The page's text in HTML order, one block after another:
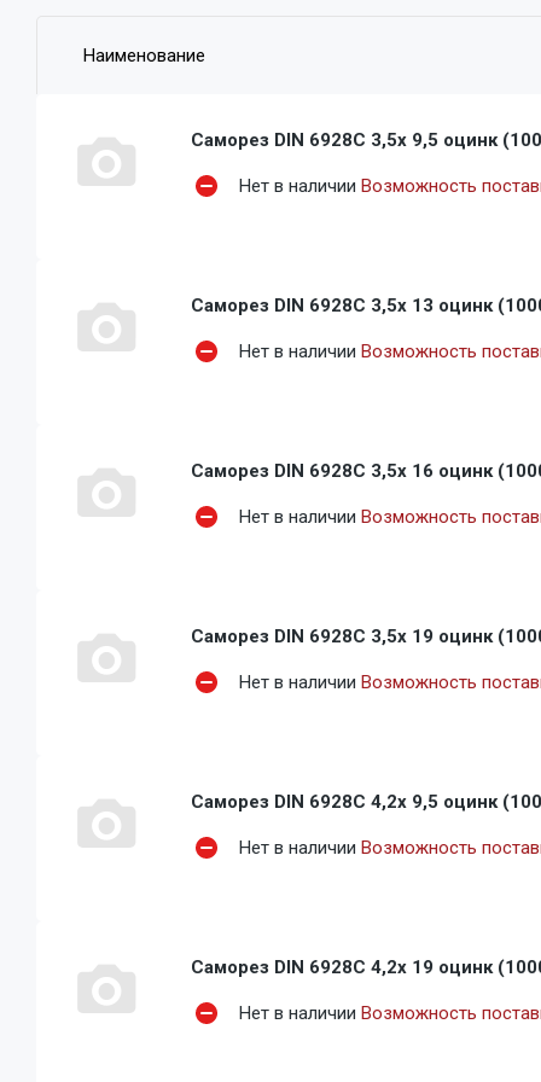
Наименование
Саморез DIN 6928C 3,5x 9,5 оцинк
Нет в наличии Возможность
Саморез DIN 6928C 3,5x 13 оцинк
Нет в наличии Возможность
Саморез DIN 6928C 3,5x 16 оцинк
Нет в наличии Возможность
Саморез DIN 6928C 3,5x 19 оцинк
Нет в наличии Возможность
Саморез DIN 6928C 4,2x 9,5 оцинк
Нет в наличии Возможность
Саморез DIN 6928C 4,2x 19 оцинк
Нет в наличии Возможность